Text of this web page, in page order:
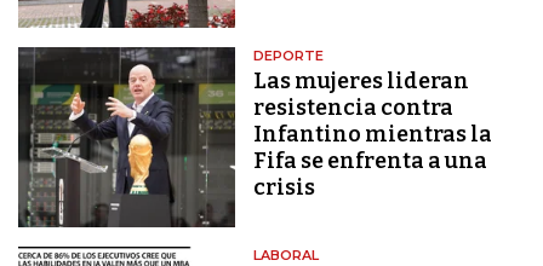
DEPORTE
Las mujeres lideran
resistencia contra
Infantino mientras la
Fifa se enfrenta a una
crisis
LABORAL